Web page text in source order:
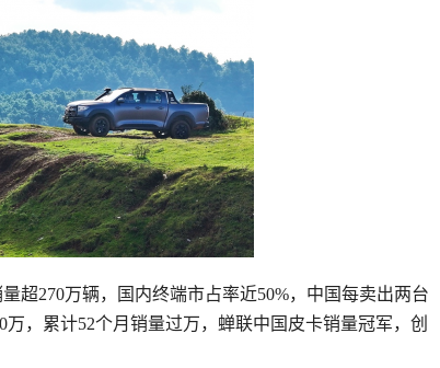
超270万辆，国内终端市占率近50%，中国每卖出两台
，累计52个月销量过万，蝉联中国皮卡销量冠军，创